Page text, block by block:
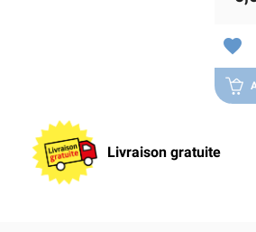
favorite
Livraison gratuite